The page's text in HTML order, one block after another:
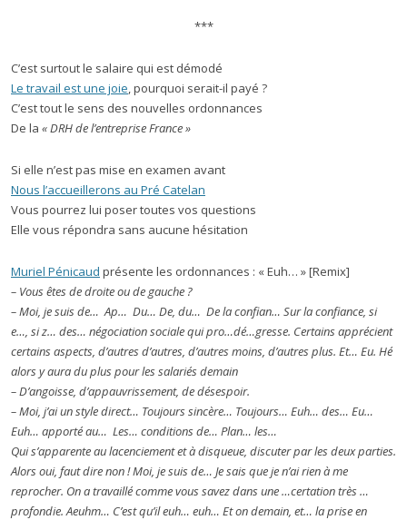
***
C’est surtout le salaire qui est démodé
Le travail est une joie, pourquoi serait-il payé ?
C’est tout le sens des nouvelles ordonnances
De la « DRH de l’entreprise France »
Si elle n’est pas mise en examen avant
Nous l’accueillerons au Pré Catelan
Vous pourrez lui poser toutes vos questions
Elle vous répondra sans aucune hésitation
Muriel Pénicaud présente les ordonnances : « Euh… » [Remix]
– Vous êtes de droite ou de gauche ?
– Moi, je suis de… Ap… Du… De, du… De la confian… Sur la confiance, si
e…, si z… des… négociation sociale qui pro…dé…gresse. Certains apprécient
certains aspects, d’autres d’autres, d’autres moins, d’autres plus. Et… Eu. Hé
alors y aura du plus pour les salariés demain
– D’angoisse, d’appauvrissement, de désespoir.
– Moi, j’ai un style direct… Toujours sincère… Toujours… Euh… des… Eu…
Euh… apporté au… Les… conditions de… Plan… les…
Qui s’apparente au lacenciement et à disqueue, discuter par les deux parties.
Alors oui, faut dire non ! Moi, je suis de… Je sais que je n’ai rien à me
reprocher. On a travaillé comme vous savez dans une …certation très …
profondie. Aeuhm… C’est qu’il euh… euh… Et on demain, et… la prise en